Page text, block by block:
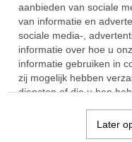
aanbieden van sociale
van informatie en
sociale media-,
informatie over hoe u
informatie gebruiken in
zij mogelijk hebben
diensten of die u hen
Later